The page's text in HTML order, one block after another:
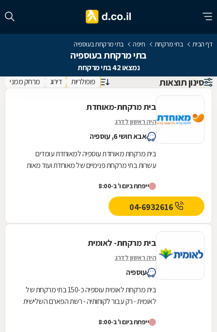
דף הבית בתי מרקחת חיפה בתי מרקחת בעוספיה
בתי מרקחת בעוספיה
נמצאו 42 בתי מרקחת
סינון תוצאות פופולריות דירוג מרחק ממני
בית מרקחת-מאוחדת
היה ראשון לדרג
אבא חושי 6, עוספיה
בית מרקחת מאוחדת עוספיה למאוחדת עומדים
עשרות בתי מרקחת פנימיים של מאוחדת ועוד מאות
רשתות...
ייפתח ביום ו' ב-8:00
בית מרקחת- לאומית
היה ראשון לדרג
עוספיה
בית מרקחת לאומית עוספיה כ-150 בתי מרקחת של
לאומית - רק עבור לקוחותיה - רשת הפארם השלישית
ייפתח ביום ו' ב-8:00